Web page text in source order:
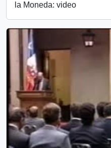
la Moneda: video